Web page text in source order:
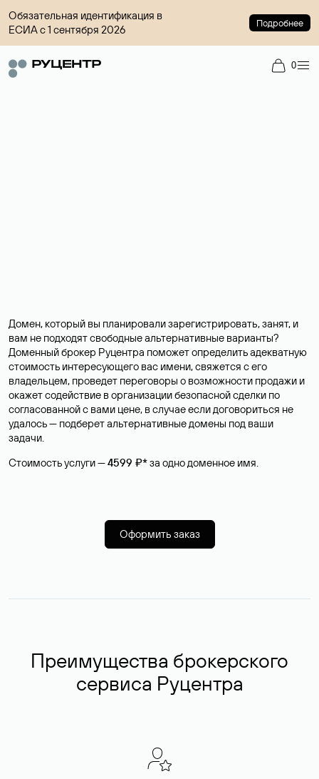
Обязательная идентификация в
ЕСИА с 1 сентября 2026
Подробнее
0
Домен, который вы планировали зарегистрировать, занят, и
вам не подходят свободные альтернативные варианты?
Доменный брокер Руцентра поможет определить адекватную
стоимость интересующего вас имени, свяжется с его
владельцем, проведет переговоры о возможности продажи и
окажет содействие в организации безопасной сделки по
согласованной с вами цене, в случае если договориться не
удалось — подберет альтернативные домены под ваши
задачи.
Стоимость услуги —4599 ₽*за одно доменное имя.
Оформить заказ
Преимущества брокерского
сервиса Руцентра